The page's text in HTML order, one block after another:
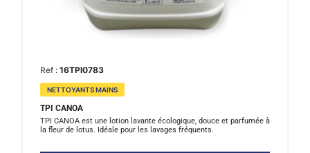
Ref : 16TPI0783
NETTOYANTS MAINS
TPI CANOA
TPI CANOA est une lotion lavante écologique, douce et parfumée à
la fleur de lotus. Idéale pour les lavages fréquents.